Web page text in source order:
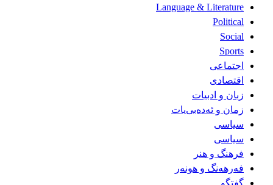
Language & Literature
Political
Social
Sports
اجتماعی
اقتصادی
زبان و ادبیات
زمان و ئەدەبی‌یات
سیاسی
سیاسی
فرهنگ و هنر
فەرهەنگ و هونەر
گفتگو